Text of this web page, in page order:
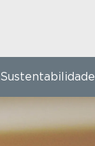
Sustentabilidade